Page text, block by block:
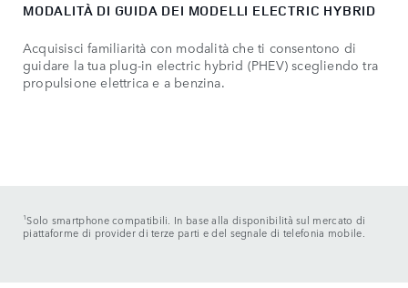
MODALITÀ DI GUIDA DEI MODELLI ELECTRIC HYBRID
Acquisisci familiarità con modalità che ti consentono di
guidare la tua plug-in electric hybrid (PHEV) scegliendo tra
propulsione elettrica e a benzina.
1Solo smartphone compatibili. In base alla disponibilità sul mercato di
piattaforme di provider di terze parti e del segnale di telefonia mobile.